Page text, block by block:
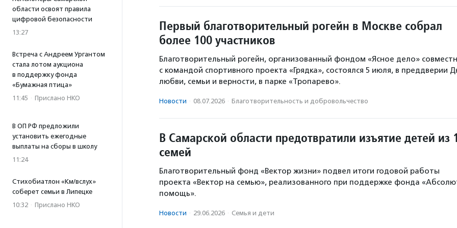
области освоят правила
цифровой безопасности
13:27
Встреча с Андреем Ургантом
стала лотом аукциона
в поддержку фонда
«Бумажная птица»
11:45 · Прислано НКО
В ОП РФ предложили
установить ежегодные
выплаты на сборы в школу
11:24
Стихобиатлон «Км/вслух»
соберет семьи в Липецке
10:32 · Прислано НКО
Первый благотворительный рогейн в Москве собрал
более 100 участников
Благотворительный рогейн, организованный фондом «Ясное дело»
с командой спортивного проекта «Грядка», состоялся 5 июля, в преддверии
любви, семьи и верности, в парке «Тропарево».
Новости · 08.07.2026 · Благотвори­тель­ность и доброволь­чест­во
В Самарской области предотвратили изъятие детей из
семей
Благотворительный фонд «Вектор жизни» подвел итоги годовой работы
проекта «Вектор на семью», реализованного при поддержке фонда
помощь».
Новости · 29.06.2026 · Семья и дети